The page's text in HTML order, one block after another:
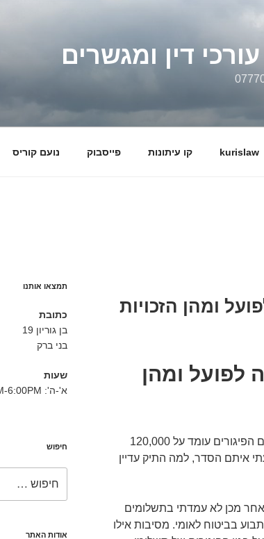
דין ומגשרים
kurislaw קו עיתונות פייסבוק נועם קוריס
ומהן הזכויות
לפועל ומהן
סכום ההלוואה שלקחתי 70,000 ש"ח והחוב עם הפיגורים עומד על 120,000
איתם הסדר, למה התיק עדיין
מכן לא עמדתי בתשלומים
בביטוח לאומי. מסיבות אילו
תמצאו אותנו
כתובת
בן גוריון 19
בני ברק
שעות
א'-ה': 8:30AM-6:00PM
חיפוש
אודות האתר